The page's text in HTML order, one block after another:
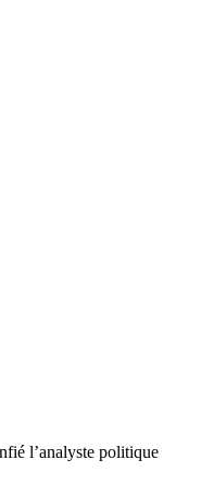
l’analyste politique